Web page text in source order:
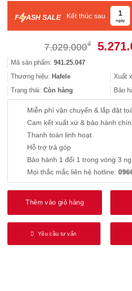
F ASH SALE Kết thúc sau 1
ngày
7.029.000₫
Giá
Mã sản phẩm: 941.25.047
Thương hiệu: Hafele Xuất
Trạng thái: Còn hàng Bảo
Miễn phí vận chuyển & lắp đặt
Cam kết xuất xứ & bảo hành
Thanh toán linh hoạt
Hỗ trợ trả góp
Bảo hành 1 đổi 1 trong vòng 3
Mọi thắc mắc liên hệ hotline:
Thêm vào giỏ hàng
Yêu cầu tư vấn